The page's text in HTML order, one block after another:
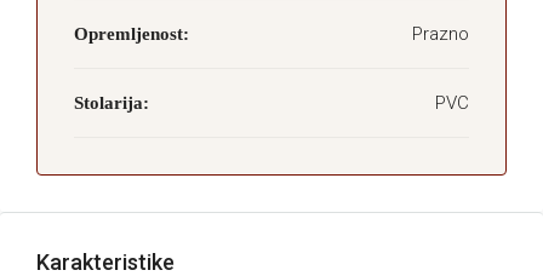
Opremljenost: Prazno
Stolarija: PVC
Karakteristike